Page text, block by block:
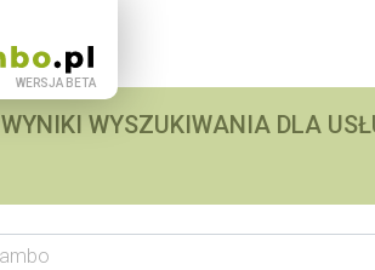
WYNIKI WYSZUKIWANIA DLA